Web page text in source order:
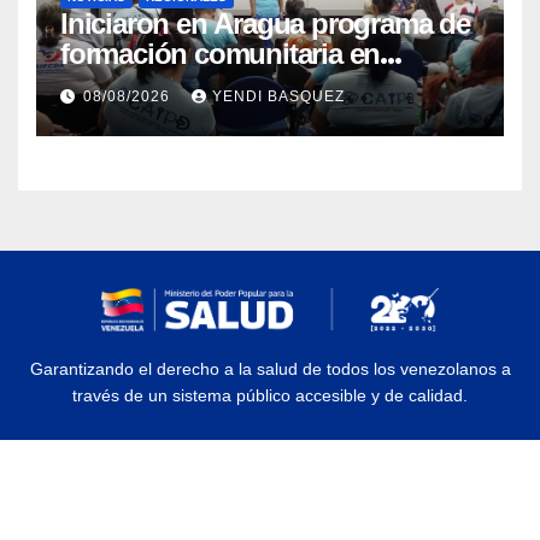
Iniciaron en Aragua programa de
formación comunitaria en
atención a personas con
discapacidad
08/08/2026 YENDI BASQUEZ
Garantizando el derecho a la salud de todos los venezolanos a
través de un sistema público accesible y de calidad.